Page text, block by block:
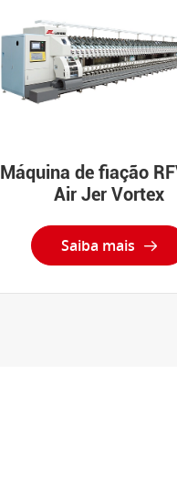
Máquina de fiação
Air Jer Vortex
Saiba mais 